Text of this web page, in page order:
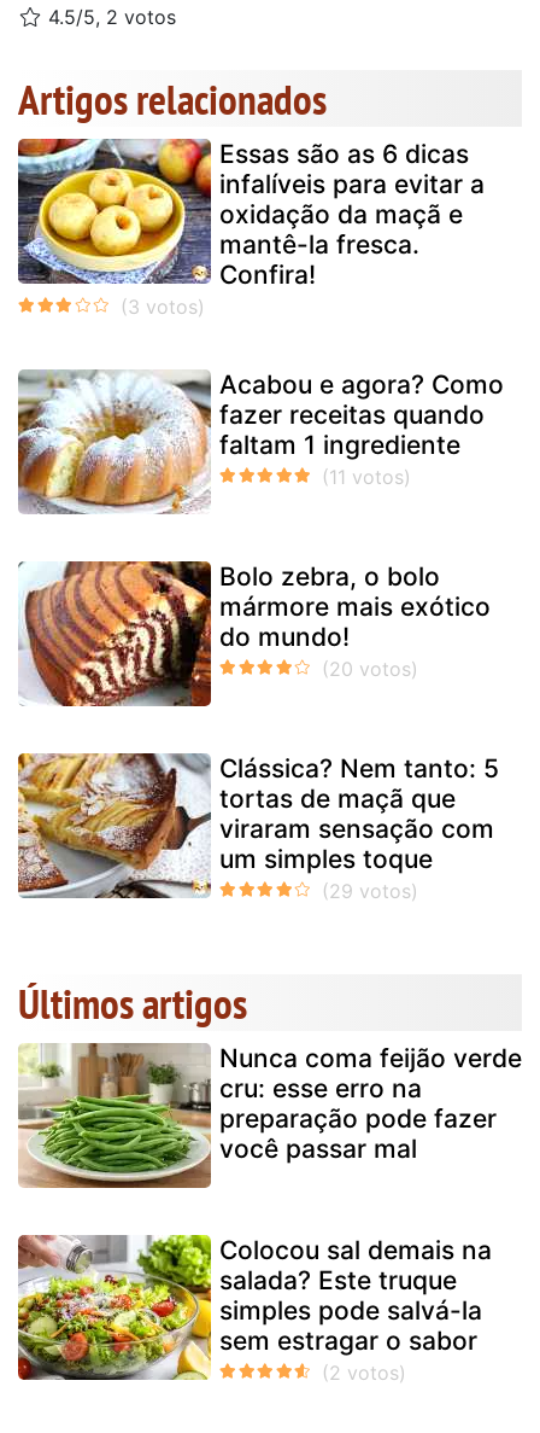
4.5/5, 2 votos
Artigos relacionados
Essas são as 6 dicas
infalíveis para evitar a
oxidação da maçã e
mantê-la fresca.
Confira!
Acabou e agora? Como
fazer receitas quando
faltam 1 ingrediente
Bolo zebra, o bolo
mármore mais exótico
do mundo!
Clássica? Nem tanto: 5
tortas de maçã que
viraram sensação com
um simples toque
Últimos artigos
Nunca coma feijão verde
cru: esse erro na
preparação pode fazer
você passar mal
Colocou sal demais na
salada? Este truque
simples pode salvá-la
sem estragar o sabor